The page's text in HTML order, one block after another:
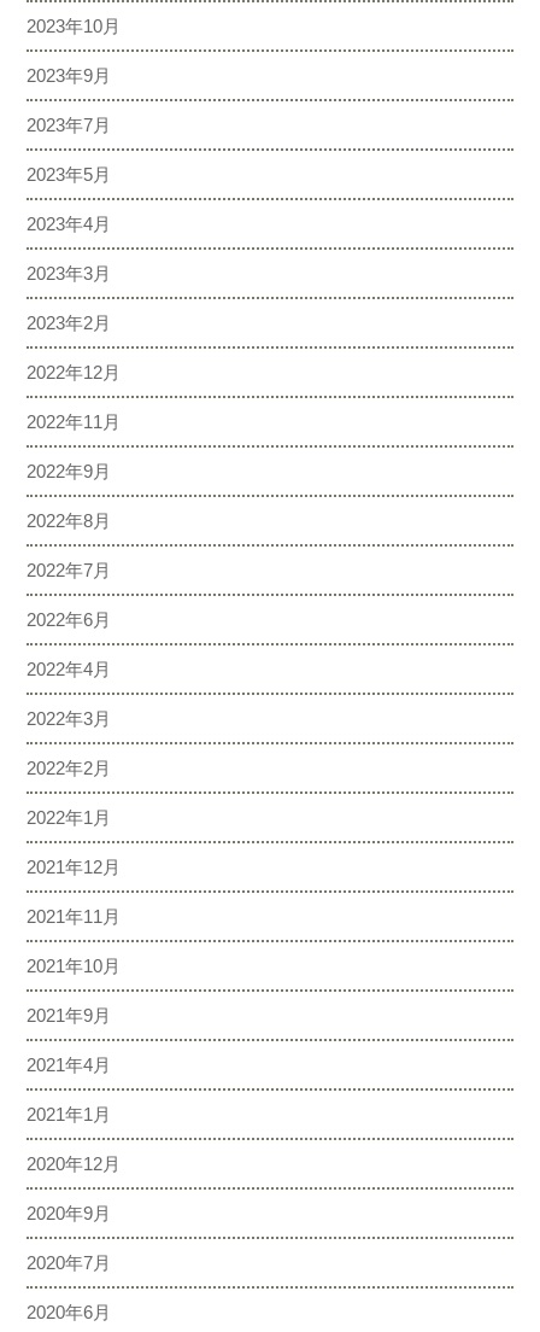
2023年10月
2023年9月
2023年7月
2023年5月
2023年4月
2023年3月
2023年2月
2022年12月
2022年11月
2022年9月
2022年8月
2022年7月
2022年6月
2022年4月
2022年3月
2022年2月
2022年1月
2021年12月
2021年11月
2021年10月
2021年9月
2021年4月
2021年1月
2020年12月
2020年9月
2020年7月
2020年6月